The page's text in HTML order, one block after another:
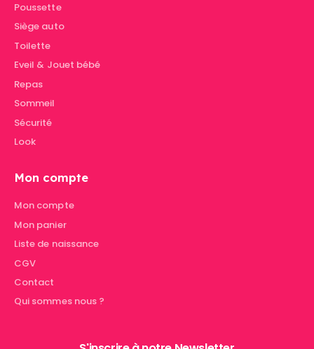
Poussette
Siège auto
Toilette
Eveil & Jouet bébé
Repas
Sommeil
Sécurité
Look
Mon compte
Mon compte
Mon panier
Liste de naissance
CGV
Contact
Qui sommes nous ?